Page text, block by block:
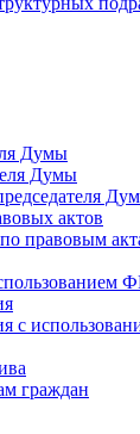
Думы
Думы
актов
правовым
с
граждан